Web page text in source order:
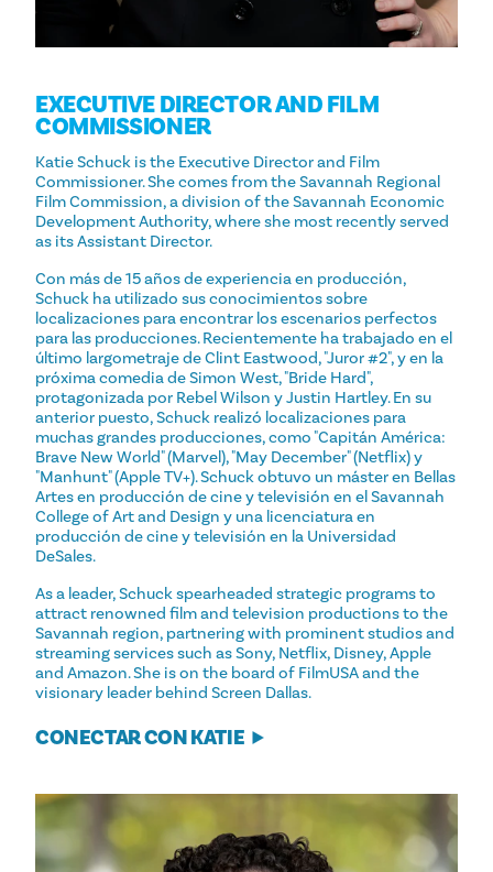
EXECUTIVE DIRECTOR AND FILM
COMMISSIONER
Katie Schuck is the Executive Director and Film
Commissioner. She comes from the Savannah Regional
Film Commission, a division of the Savannah Economic
Development Authority, where she most recently served
as its Assistant Director.
Con más de 15 años de experiencia en producción,
Schuck ha utilizado sus conocimientos sobre
localizaciones para encontrar los escenarios perfectos
para las producciones. Recientemente ha trabajado en el
último largometraje de Clint Eastwood, "Juror #2", y en la
próxima comedia de Simon West, "Bride Hard",
protagonizada por Rebel Wilson y Justin Hartley. En su
anterior puesto, Schuck realizó localizaciones para
muchas grandes producciones, como "Capitán América:
Brave New World" (Marvel), "May December" (Netflix) y
"Manhunt" (Apple TV+). Schuck obtuvo un máster en Bellas
Artes en producción de cine y televisión en el Savannah
College of Art and Design y una licenciatura en
producción de cine y televisión en la Universidad
DeSales.
As a leader, Schuck spearheaded strategic programs to
attract renowned film and television productions to the
Savannah region, partnering with prominent studios and
streaming services such as Sony, Netflix, Disney, Apple
and Amazon. She is on the board of FilmUSA and the
visionary leader behind Screen Dallas.
CONECTAR CON KATIE